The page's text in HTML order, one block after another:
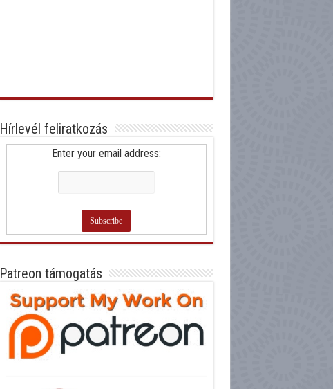
Hírlevél feliratkozás
Enter your email address:
Patreon támogatás